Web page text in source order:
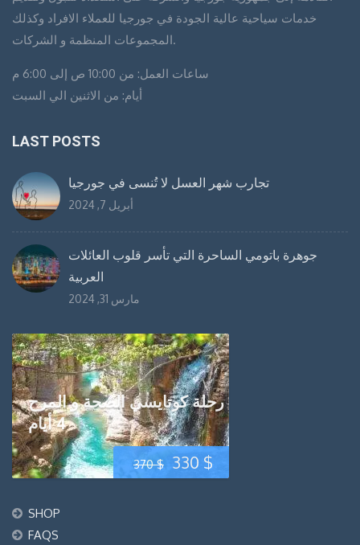
خدمات سياحية عالية الجودة في جورجيا للعملاء الافراد وكذلك
المجموعات المنظمة و الشركات.
ساعات العمل: من 10:00 ص إلى 6:00 م
أيام: من الاثنين الي السبت
LAST POSTS
تجارب شهر العسل لا تُنسى في جورجيا
أبريل 7, 2024
جوهرة باتومي الساحرة التي تأسر قلوب العائلات
العربية
مارس 31, 2024
370$ السعر
330 $
رحلة كوتايسي الصحة و المرح
4 أيام
SHOP
FAQS